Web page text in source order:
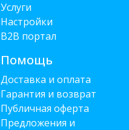
Услуги
Настройки
B2B портал
Помощь
Доставка и оплата
Гарантия и возврат
Публичная оферта
Предложения и